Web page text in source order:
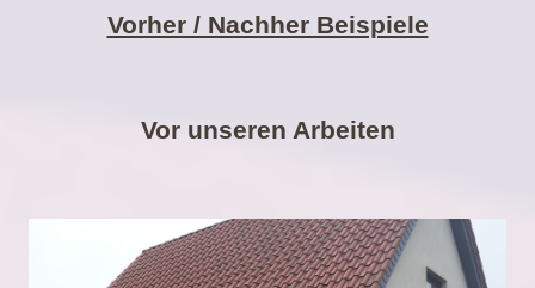
Vorher / Nachher Beispiele
Vor unseren Arbeiten